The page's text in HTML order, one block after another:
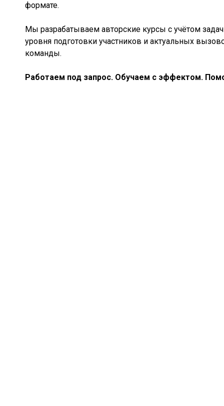
формате.
Мы разрабатываем авторские курсы с учётом задач
уровня подготовки участников и актуальных
команды.
Работаем под запрос. Обучаем с эффектом.